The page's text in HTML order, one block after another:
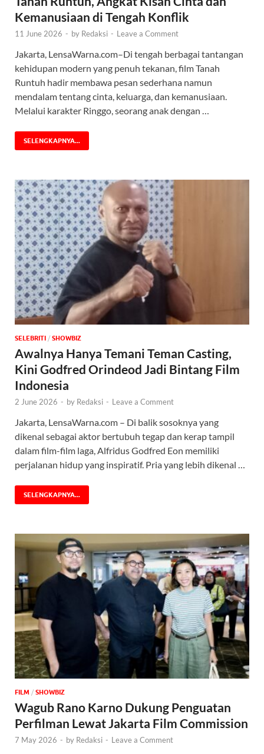
Kemanusiaan di Tengah Konflik
11 June 2026 - by Redaksi - Leave a Comment
Jakarta, LensaWarna.com–Di tengah berbagai tantangan
kehidupan modern yang penuh tekanan, film Tanah
Runtuh hadir membawa pesan sederhana namun
mendalam tentang cinta, keluarga, dan kemanusiaan.
Melalui karakter Ringgo, seorang anak dengan …
SELENGKAPNYA...
SELEBRITI / ‎SHOWBIZ
Awalnya Hanya Temani Teman Casting,
Kini Godfred Orindeod Jadi Bintang Film
Indonesia
2 June 2026 - by Redaksi - Leave a Comment
Jakarta, LensaWarna.com – Di balik sosoknya yang
dikenal sebagai aktor bertubuh tegap dan kerap tampil
dalam film-film laga, Alfridus Godfred Eon memiliki
perjalanan hidup yang inspiratif. Pria yang lebih dikenal …
SELENGKAPNYA...
FILM / ‎SHOWBIZ
Wagub Rano Karno Dukung Penguatan
Perfilman Lewat Jakarta Film Commission
7 May 2026 - by Redaksi - Leave a Comment